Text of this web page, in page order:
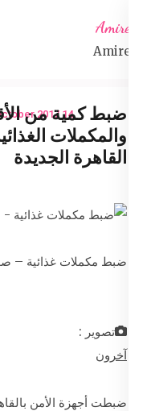
content
Amireta
Amireta
14 October 2017
ضبط كمية من
والمكملات
القاهرة الجديدة
ضبط مكملات غذائية –
تصوير :
آخرون
ضبطت أجهزة الأمن